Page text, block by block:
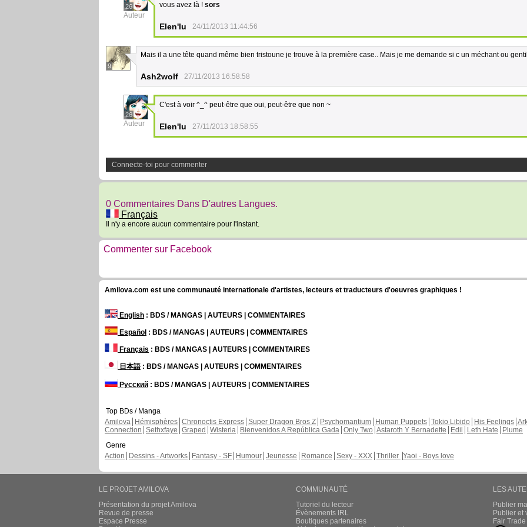
26
Auteur
vous avez là ! sors
Elen'lu 24/11/2013 11:44:56
9
Mais il a une tête quand même bien tristoune je trouve à la première case.. Mais je me demande si c un méchant ou
Ash2wolf 27/11/2013 16:58:58
26
Auteur
C'est à voir ^_^ peut-être que oui, peut-être que non ~
Elen'lu 27/11/2013 18:58:55
Connecte-toi pour commenter
0 Commentaires Dans D'autres Langues.
Français
Il n'y a encore aucun commentaire pour l'instant.
Commenter sur Facebook
Amilova.com est une communauté internationale d'artistes, lecteurs et traducteurs d'oeuvres graphiques !
English : BDS / MANGAS | AUTEURS | COMMENTAIRES
Español : BDS / MANGAS | AUTEURS | COMMENTAIRES
Français : BDS / MANGAS | AUTEURS | COMMENTAIRES
日本語: BDS / MANGAS | AUTEURS | COMMENTAIRES
Русский : BDS / MANGAS | AUTEURS | COMMENTAIRES
Top BDs / Manga
Amilova
Hémisphères Chronoctis Express Super Dragon Bros Z Psychomantium Human Puppets Tokio Libido His Feelings
Connection Sethxfaye Graped Wisteria Bienvenidos A República Gada Only Two Astaroth Y Bernadette Edil Leth Hate
Plume
Genre
Action
Dessins - Artworks Fantasy - SF Humour Jeunesse Romance Sexy - XXX Thriller Yaoi - Boys love
LE PROJET AMILOVA
Présentation du projet Amilova
Revue de presse
Espace Presse
COMMUNAUTÉ
Tutoriel du lecteur
Évènements IRL
Boutiques partenaires
LES
Publier
Publier et
Fair